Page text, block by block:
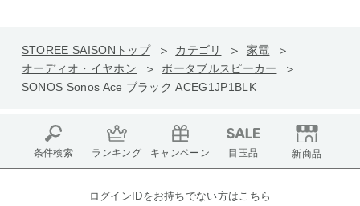
STOREE SAISONトップ カテゴリ
家電
オーディオ・イヤホン
ポータブルスピーカー
SONOS Sonos Ace ブラック ACEG1JP1BLK
条件検索 ランキング キャンペーン 目玉品 新商品
ログインIDをお持ちでない方はこちら